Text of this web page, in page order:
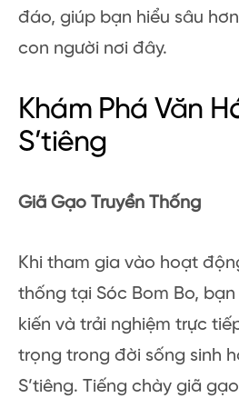
đáo, giúp bạn hiểu sâu
con người nơi đây.
Khám Phá Văn
S’tiêng
Giã Gạo Truyền Thống
Khi tham gia vào hoạt
thống tại Sóc Bom Bo,
kiến và trải nghiệm trực
trọng trong đời sống sinh
S’tiêng. Tiếng chày giã